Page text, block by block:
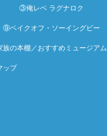
③俺レベ ラグナロク
⑨ベイクオフ・ソーイングビー
族の本棚／おすすめミュージアム
ップ